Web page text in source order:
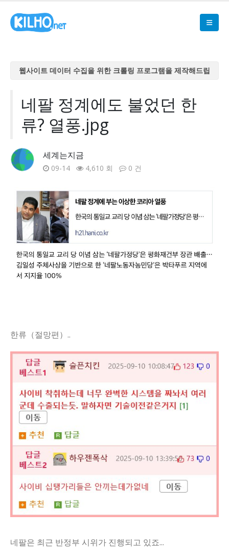
웹사이트 데이터 수집을 위한 크롤링 프로그램을 제작해드립
웹사이트 데이터 수집을 위한 크롤링 프로그램을 제작해드립
니다
웹사이트 데이터 수집을 위한 크롤링 프로그램을 제작해드립
니다
웹사이트 데이터 수집을 위한 크롤링 프로그램을 제작해드립
니다
네팔 정계에도 불었던 한
류? 열풍.jpg
세계는지금
09-14 4,610 회 0 건
한류（절망편）..
네팔은 최근 반정부 시위가 진행되고 있죠...